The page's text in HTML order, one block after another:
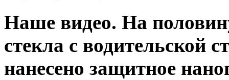
Наше видео. На
стекла с водительской
нанесено защитное